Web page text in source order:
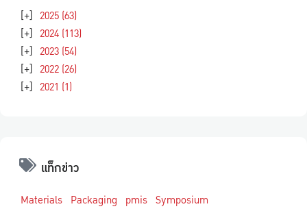
[+] 2025 (63)
[+] 2024 (113)
[+] 2023 (54)
[+] 2022 (26)
[+] 2021 (1)
แท็กข่าว
Materials Packaging pmis Symposium